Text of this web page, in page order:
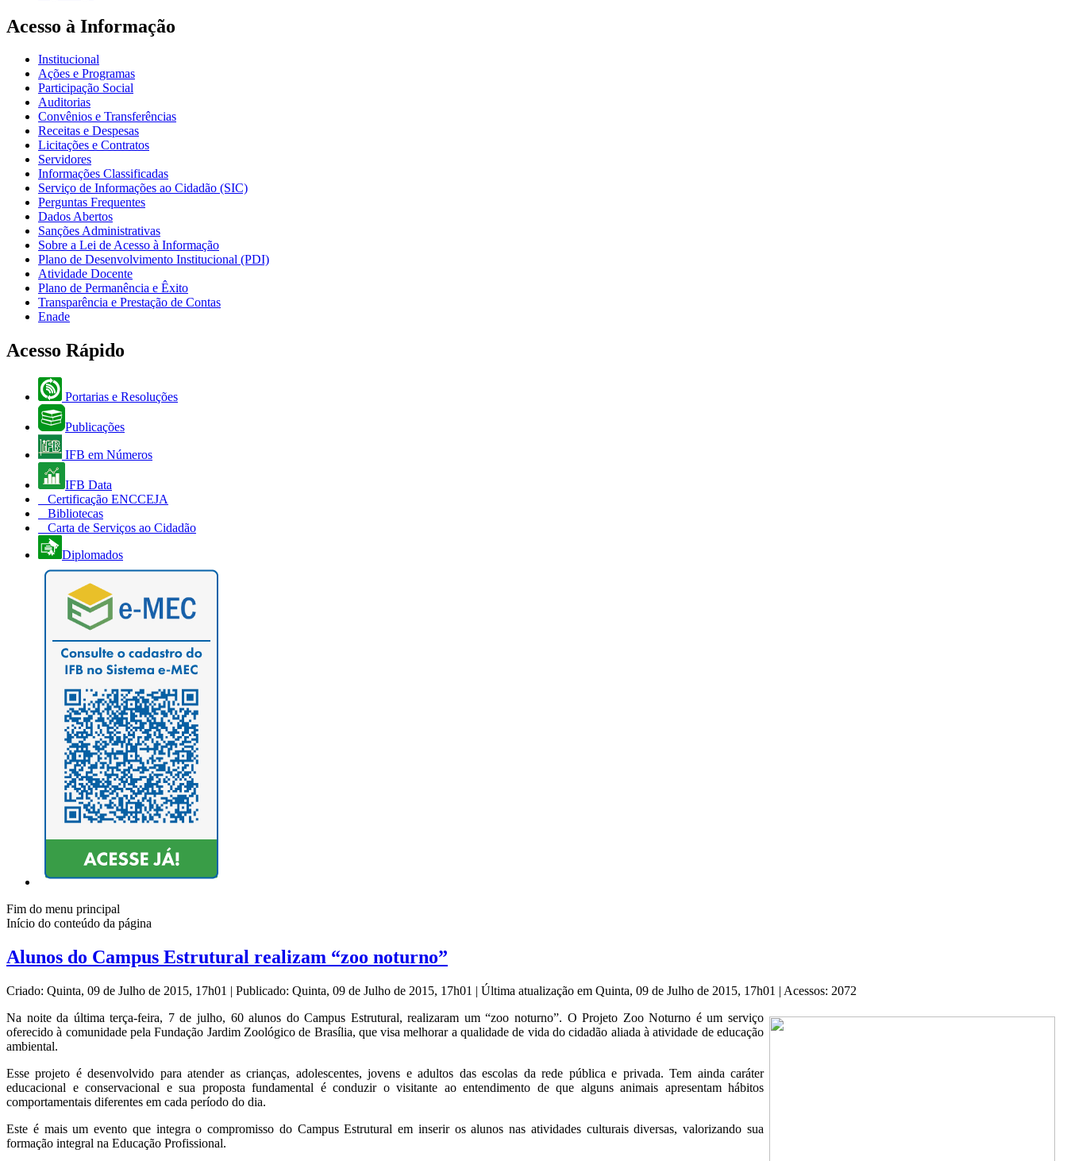
Acesso à Informação
Institucional
Ações e Programas
Participação Social
Auditorias
Convênios e Transferências
Receitas e Despesas
Licitações e Contratos
Servidores
Informações Classificadas
Serviço de Informações ao Cidadão (SIC)
Perguntas Frequentes
Dados Abertos
Sanções Administrativas
Sobre a Lei de Acesso à Informação
Plano de Desenvolvimento Institucional (PDI)
Atividade Docente
Plano de Permanência e Êxito
Transparência e Prestação de Contas
Enade
Acesso Rápido
Portarias e Resoluções
Publicações
IFB em Números
IFB Data
Certificação ENCCEJA
Bibliotecas
Carta de Serviços ao Cidadão
Diplomados
Fim do menu principal
Início do conteúdo da página
Alunos do Campus Estrutural realizam “zoo noturno”
Criado: Quinta, 09 de Julho de 2015, 17h01 | Publicado: Quinta, 09 de Julho de 2015, 17h01 | Última atualização em Quinta, 09 de Julho de 2015, 17h01 | Acessos: 2072
Na noite da última terça-feira, 7 de julho, 60 alunos do Campus Estrutural, realizaram um “zoo noturno”. O Projeto Zoo Noturno é um serviço
oferecido à comunidade pela Fundação Jardim Zoológico de Brasília, que visa melhorar a qualidade de vida do cidadão aliada à atividade de educação
ambiental.
Esse projeto é desenvolvido para atender as crianças, adolescentes, jovens e adultos das escolas da rede pública e privada. Tem ainda caráter
educacional e conservacional e sua proposta fundamental é conduzir o visitante ao entendimento de que alguns animais apresentam hábitos
comportamentais diferentes em cada período do dia.
Este é mais um evento que integra o compromisso do Campus Estrutural em inserir os alunos nas atividades culturais diversas, valorizando sua
formação integral na Educação Profissional.